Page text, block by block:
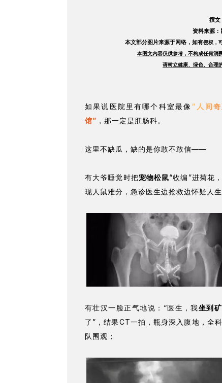
撰文
资料来源
本文部分图片来源于网络，如有侵权，
本图文内容仅供参考，不构成任何消
请树立健康、绿色、合理
如果说医院里有哪个科室最像 “人间
馆” ，那一定是肛肠科。
这里不缺瓜，缺的是你敢不敢信——
有大爷睡觉时把宠物松鼠“收编”进菊花
现人鼠难分，急诊医生边抢救边怀疑人生
有壮汉一脸正气地说：“医生，我坐到
了”，结果CT一拍，瓶身深入腹地，全
队围观；